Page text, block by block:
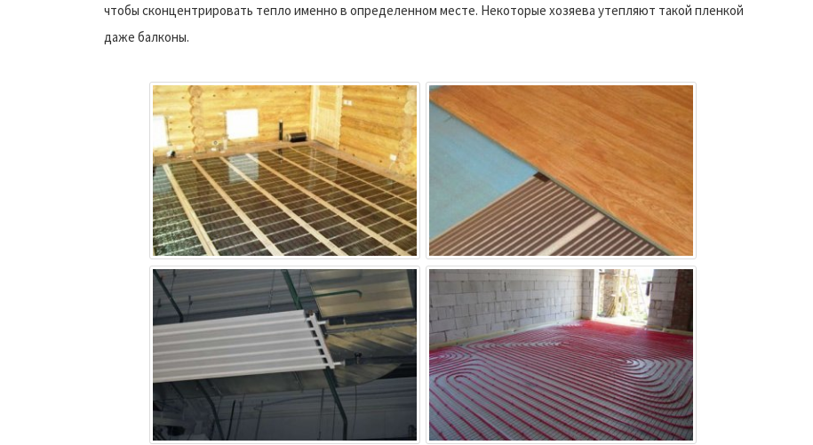
чтобы сконцентрировать тепло именно в определенном месте. Некоторые хозяева утепляют такой пленкой
даже балконы.